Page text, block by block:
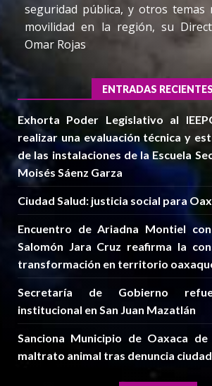
seguridad pública, y otros temas
movilidad en la región, su
Omar Rojas
ENTRADAS RECIENTES
Exhorta Poder Legislativo al
realizar una evaluación técnica y
de las instalaciones de la Escuela
Moisés Sáenz Garza
Ciudad Salud: justicia social para
Encuentro de Ariadna Montiel
Salomón Jara Cruz reafirma la
transformación en territorio
Secretaría de Gobierno
institucional en San Juan Mazatlán
Sanciona Municipio de Oaxaca
maltrato animal tras denuncia